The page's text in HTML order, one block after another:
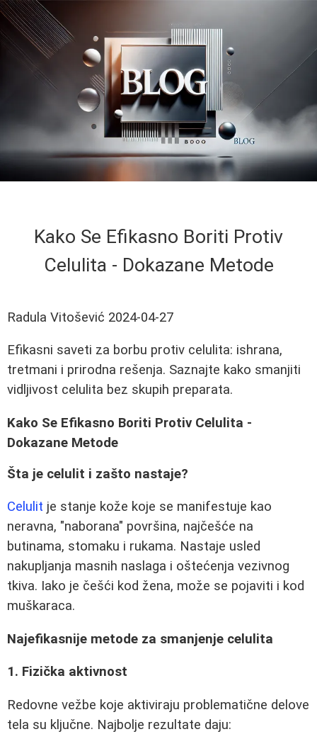
Kako Se Efikasno Boriti Protiv
Celulita - Dokazane Metode
Radula Vitošević 2024-04-27
Efikasni saveti za borbu protiv celulita: ishrana,
tretmani i prirodna rešenja. Saznajte kako smanjiti
vidljivost celulita bez skupih preparata.
Kako Se Efikasno Boriti Protiv Celulita -
Dokazane Metode
Šta je celulit i zašto nastaje?
Celulit je stanje kože koje se manifestuje kao
neravna, "naborana" površina, najčešće na
butinama, stomaku i rukama. Nastaje usled
nakupljanja masnih naslaga i oštećenja vezivnog
tkiva. Iako je češći kod žena, može se pojaviti i kod
muškaraca.
Najefikasnije metode za smanjenje celulita
1. Fizička aktivnost
Redovne vežbe koje aktiviraju problematične delove
tela su ključne. Najbolje rezultate daju: